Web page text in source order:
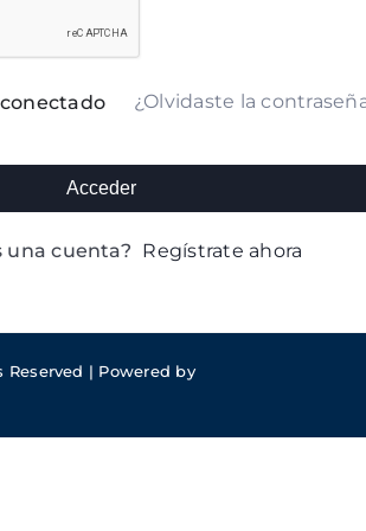
¿Olvidaste la
Acceder
una cuenta? Regístrate ahora
Reserved | Powered by